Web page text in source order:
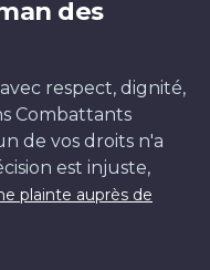
des
respect, dignité,
Combattants
de vos droits n'a
est injuste,
plainte auprès de